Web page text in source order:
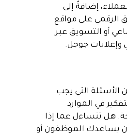
إضافةً إلى
الرقمي على مواقع
أو التسويق عبر
وإعلانات جوجل.
الأسئلة التي يجب
في الموارد
هل تتساءل عما إذا
يساعدك الموظفون أو